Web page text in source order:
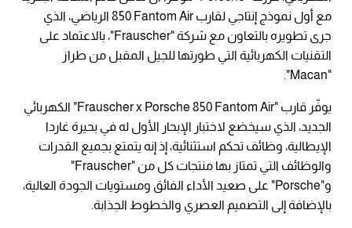
مع أول نموذج إنتاجي لقارب ‎‎850 Fantom Air الرياضي، الذي
جرى تطويره بالتعاون مع شركة "Frauscher"، بالاعتماد على
التقنيات الكهربائية التي طورتها للجيل المقبل من طراز
"Macan".
يوفّر قارب "Frauscher x Porsche 850 Fantom Air" الكهربائي
الجديد، الذي سيخضع لاختبار الإبحار الأول له في بحيرة غاردا
الإيطالية، وظائف تحكم استثنائية، إذ إنه يتمتع بجميع القدرات
والوظائف التي تمتاز بها منتجات كل من "Frauscher"
و"Porsche" على صعيد الأداء الفائق ومستويات الجودة العالية،
بالإضافة إلى التصميم العصري والخطوط الجذابة.